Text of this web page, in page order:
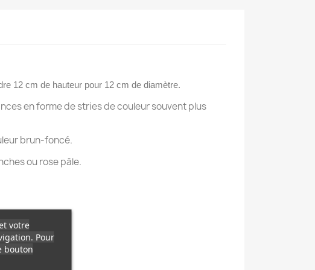
12 cm de hauteur pour 12 cm de diamètre.
en forme de stries de couleur souvent plus
brun-foncé.
ou rose pâle.
votre
Pour
bouton